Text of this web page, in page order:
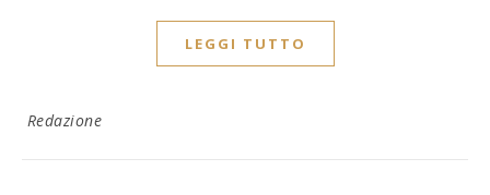
LEGGI TUTTO
Redazione